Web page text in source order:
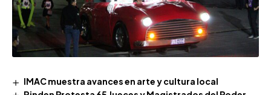
IMAC muestra avances en arte y cultura local